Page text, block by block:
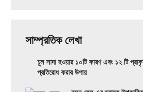
পার্শ্বপ্রতিক্রিয়া
যা
আপনাকে
সাম্প্রতিক লেখা
চুল সাদা হওয়ার ১০টি কারণ এবং ১২ টি
প্রতিরোধ করার উপায়